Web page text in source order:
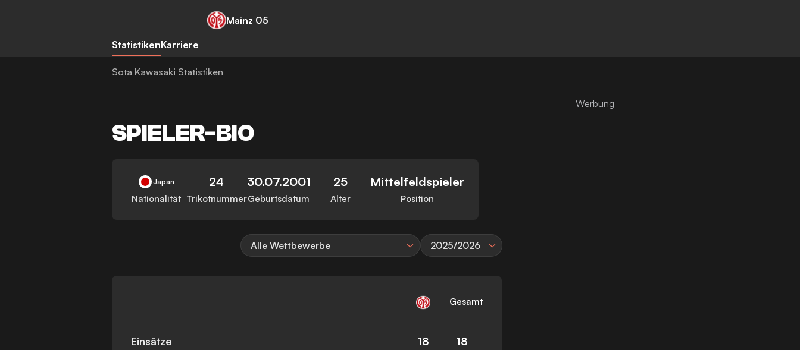
Mainz 05
StatistikenKarriere
Sota Kawasaki Statistiken
SPIELER-BIO
Japan
Nationalität
24
Trikotnummer
30.07.2001
Geburtsdatum
25
Alter
Mittelfeldspieler
Position
Alle Wettbewerbe 2025/2026
Gesamt
Einsätze 18 18